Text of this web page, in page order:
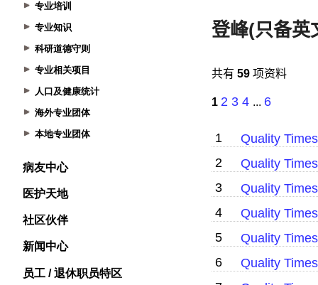
专业培训
专业知识
科研道德守则
专业相关项目
人口及健康统计
海外专业团体
本地专业团体
病友中心
医护天地
社区伙伴
新闻中心
员工 / 退休职员特区